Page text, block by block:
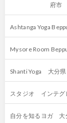
府市
Ashtanga Yoga
Mysore Room
Shanti Yoga 大分県
スタジオ インテ
自分を知るヨガ 大